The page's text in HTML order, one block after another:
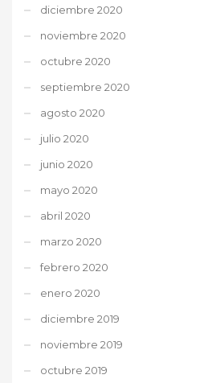
diciembre 2020
noviembre 2020
octubre 2020
septiembre 2020
agosto 2020
julio 2020
junio 2020
mayo 2020
abril 2020
marzo 2020
febrero 2020
enero 2020
diciembre 2019
noviembre 2019
octubre 2019